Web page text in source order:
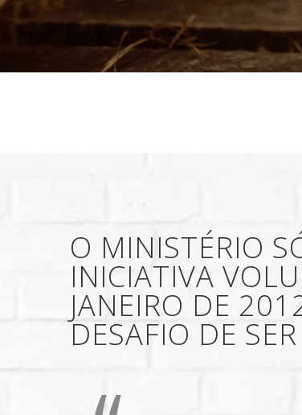
O MINISTÉRIO
INICIATIVA
JANEIRO DE
DESAFIO DE